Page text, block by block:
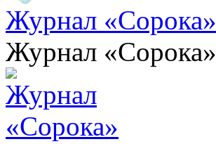
Журнал «Сорока»
Журнал «Сорока»